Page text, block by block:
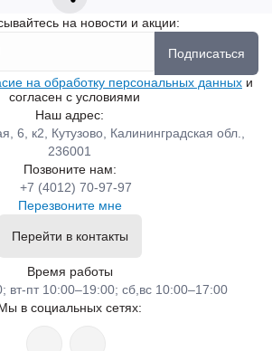
на новости и акции:
Подписаться
на обработку персональных данных и
согласен с условиями
Наш адрес:
6, к2, Кутузово, Калининградская обл.,
236001
Позвоните нам:
+7 (4012) 70-97-97
Перезвоните мне
Перейти в контакты
Время работы
вт-пт 10:00–19:00; сб,вс 10:00–17:00
в социальных сетях: